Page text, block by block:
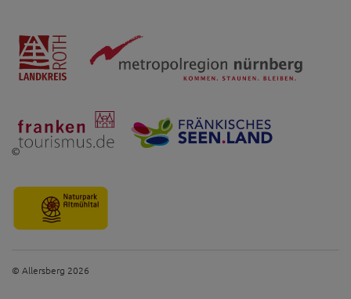
© Allersberg 2026